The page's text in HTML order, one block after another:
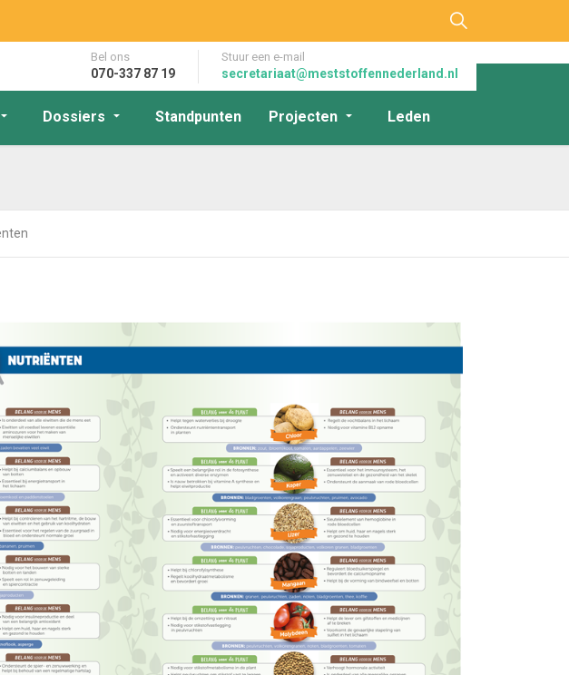
Bel ons
070-337 87 19
Stuur een e-mail
secretariaat@meststoffennederland.nl
Dossiers Standpunten Projecten Leden